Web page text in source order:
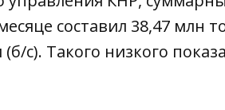
составил 38,47 млн
с). Такого низкого